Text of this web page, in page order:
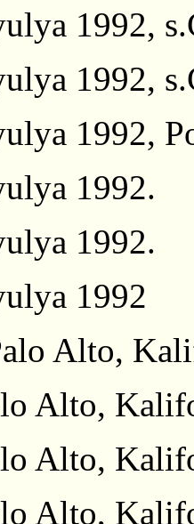
1992,
1992,
1992,
1992.
1992.
1992
Alto,
Alto,
Alto,
Alto,